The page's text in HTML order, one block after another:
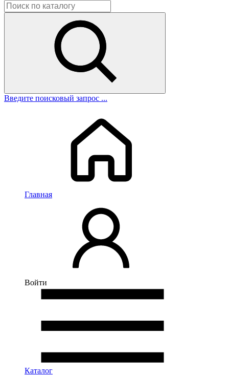
Введите поисковый запрос ...
Главная
Войти
Каталог